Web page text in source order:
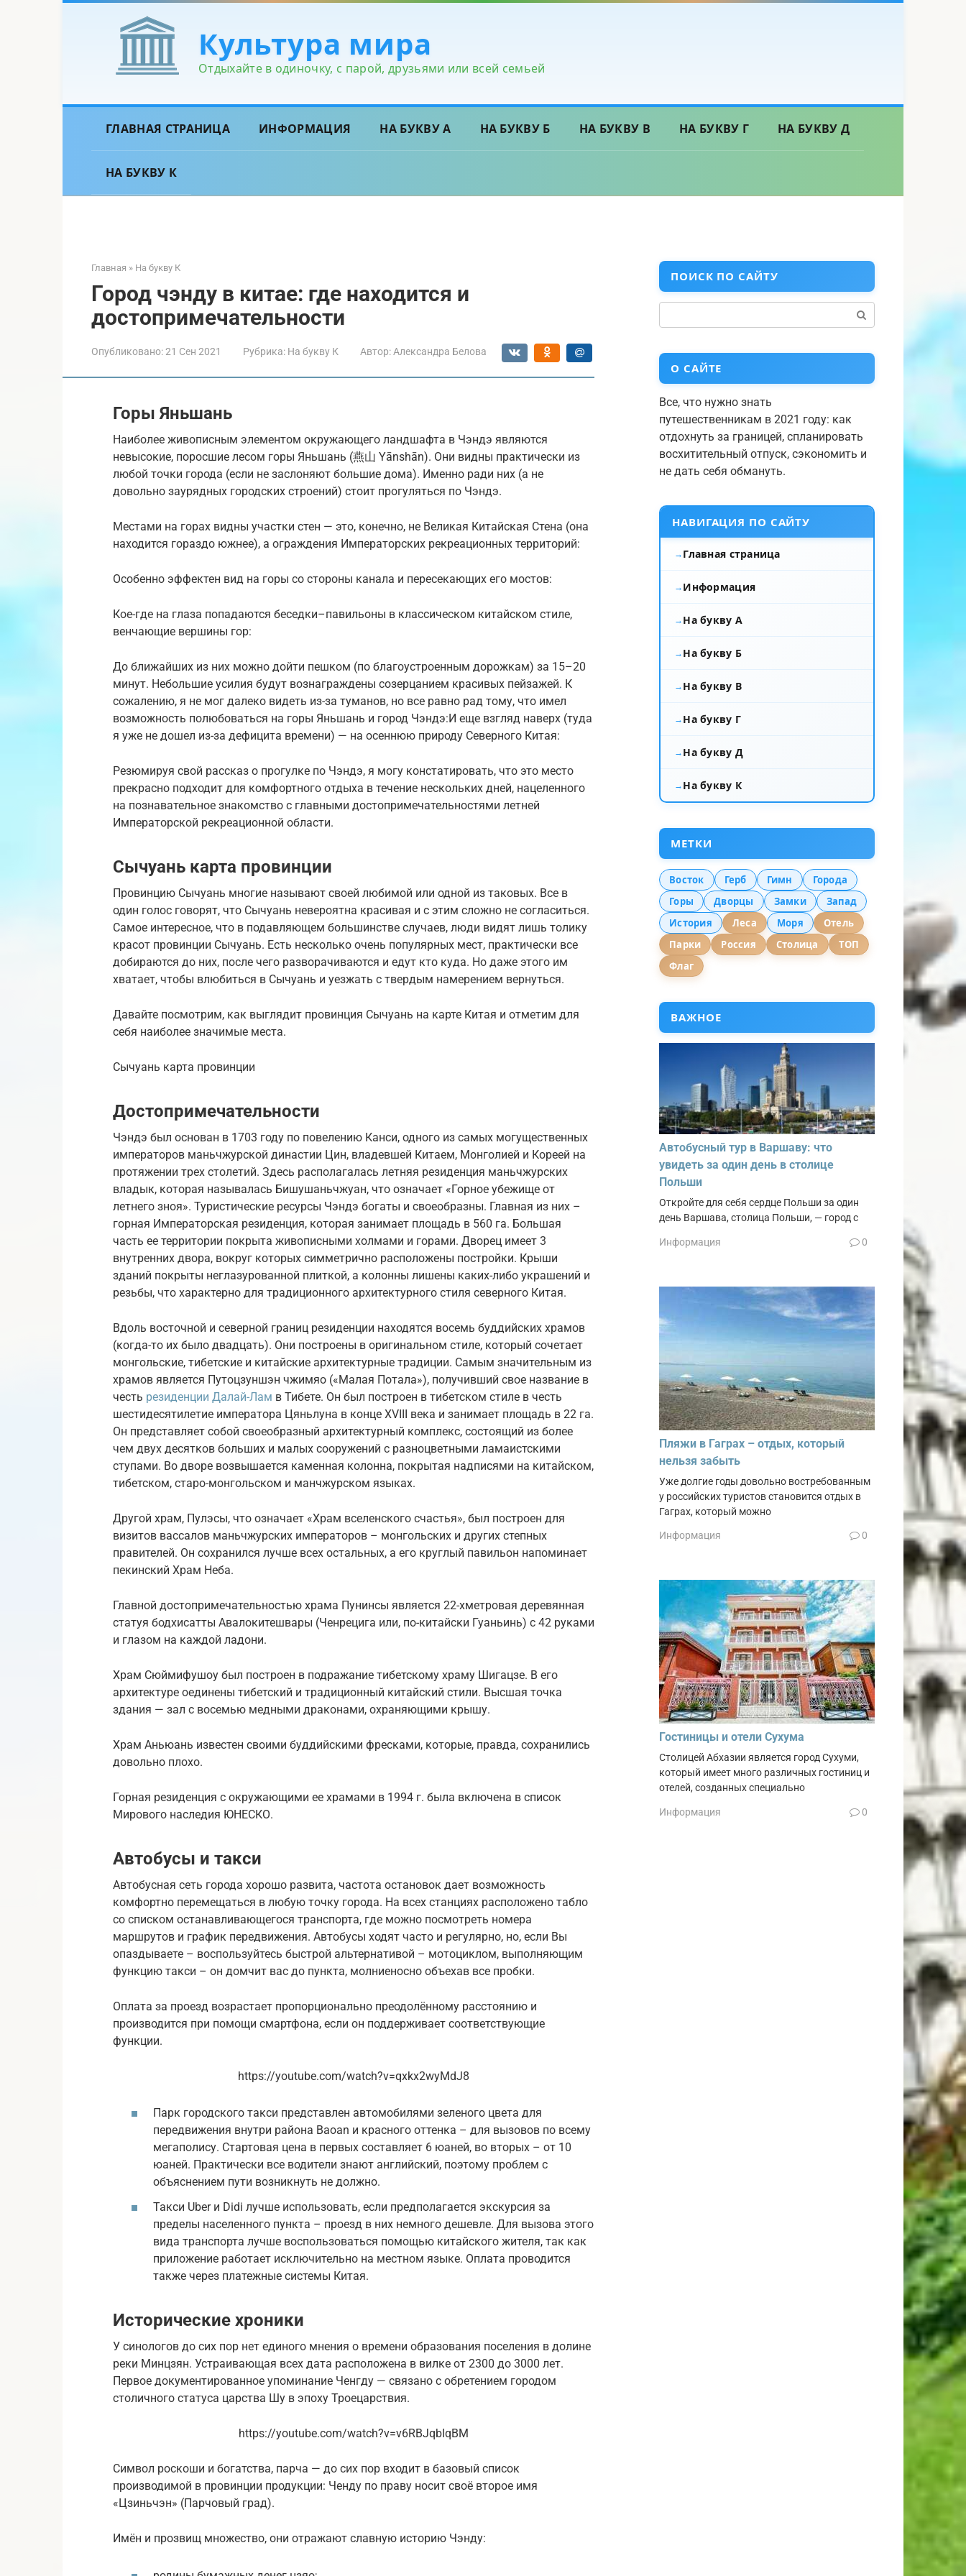
Культура мира
Отдыхайте в одиночку, с парой, друзьями или всей семьей
ГЛАВНАЯ СТРАНИЦА ИНФОРМАЦИЯ НА БУКВУ А НА БУКВУ Б НА БУКВУ В НА БУКВУ Г НА БУКВУ Д
НА БУКВУ К
Главная » На букву К
Город чэнду в китае: где находится и
достопримечательности
Опубликовано:21 Сен 2021 Рубрика: На букву К Автор: Александра Белова
Горы Яньшань
Наиболее живописным элементом окружающего ландшафта в Чэндэ являются
невысокие, поросшие лесом горы Яньшань (燕山 Yānshān). Они видны практически из
любой точки города (если не заслоняют большие дома). Именно ради них (а не
довольно заурядных городских строений) стоит прогуляться по Чэндэ.
Местами на горах видны участки стен — это, конечно, не Великая Китайская Стена (она
находится гораздо южнее), а ограждения Императорских рекреационных территорий:
Особенно эффектен вид на горы со стороны канала и пересекающих его мостов:
Кое-где на глаза попадаются беседки–павильоны в классическом китайском стиле,
венчающие вершины гор:
До ближайших из них можно дойти пешком (по благоустроенным дорожкам) за 15–20
минут. Небольшие усилия будут вознаграждены созерцанием красивых пейзажей. К
сожалению, я не мог далеко видеть из-за туманов, но все равно рад тому, что имел
возможность полюбоваться на горы Яньшань и город Чэндэ:И еще взгляд наверх (туда
я уже не дошел из-за дефицита времени) — на осеннюю природу Северного Китая:
Резюмируя свой рассказ о прогулке по Чэндэ, я могу констатировать, что это место
прекрасно подходит для комфортного отдыха в течение нескольких дней, нацеленного
на познавательное знакомство с главными достопримечательностями летней
Императорской рекреационной области.
Сычуань карта провинции
Провинцию Сычуань многие называют своей любимой или одной из таковых. Все в
один голос говорят, что Сычуань невероятна красивая и с этим сложно не согласиться.
Самое интересное, что в подавляющем большинстве случаев, люди видят лишь толику
красот провинции Сычуань. Есть несколько очень популярных мест, практически все
добираются до них, после чего разворачиваются и едут кто куда. Но даже этого им
хватает, чтобы влюбиться в Сычуань и уезжать с твердым намерением вернуться.
Давайте посмотрим, как выглядит провинция Сычуань на карте Китая и отметим для
себя наиболее значимые места.
Сычуань карта провинции
Достопримечательности
Чэндэ был основан в 1703 году по повелению Канси, одного из самых могущественных
императоров маньчжурской династии Цин, владевшей Китаем, Монголией и Кореей на
протяжении трех столетий. Здесь располагалась летняя резиденция маньчжурских
владык, которая называлась Бишушаньчжуан, что означает «Горное убежище от
летнего зноя». Туристические ресурсы Чэндэ богаты и своеобразны. Главная из них –
горная Императорская резиденция, которая занимает площадь в 560 га. Большая
часть ее территории покрыта живописными холмами и горами. Дворец имеет 3
внутренних двора, вокруг которых симметрично расположены постройки. Крыши
зданий покрыты неглазурованной плиткой, а колонны лишены каких-либо украшений и
резьбы, что характерно для традиционного архитектурного стиля северного Китая.
Вдоль восточной и северной границ резиденции находятся восемь буддийских храмов
(когда-то их было двадцать). Они построены в оригинальном стиле, который сочетает
монгольские, тибетские и китайские архитектурные традиции. Самым значительным из
храмов является Путоцзуншэн чжимяо («Малая Потала»), получивший свое название в
честь резиденции Далай-Лам в Тибете. Он был построен в тибетском стиле в честь
шестидесятилетие императора Цяньлуна в конце XVIII века и занимает площадь в 22 га.
Он представляет собой своеобразный архитектурный комплекс, состоящий из более
чем двух десятков больших и малых сооружений с разноцветными ламаистскими
ступами. Во дворе возвышается каменная колонна, покрытая надписями на китайском,
тибетском, старо-монгольском и манчжурском языках.
Другой храм, Пулэсы, что означает «Храм вселенского счастья», был построен для
визитов вассалов маньчжурских императоров – монгольских и других степных
правителей. Он сохранился лучше всех остальных, а его круглый павильон напоминает
пекинский Храм Неба.
Главной достопримечательностью храма Пунинсы является 22-хметровая деревянная
статуя бодхисатты Авалокитешвары (Ченрецига или, по-китайски Гуаньинь) с 42 руками
и глазом на каждой ладони.
Храм Сюймифушоу был построен в подражание тибетскому храму Шигацзе. В его
архитектуре оединены тибетский и традиционный китайский стили. Высшая точка
здания — зал с восемью медными драконами, охраняющими крышу.
Храм Аньюань известен своими буддийскими фресками, которые, правда, сохранились
довольно плохо.
Горная резиденция с окружающими ее храмами в 1994 г. была включена в список
Мирового наследия ЮНЕСКО.
Автобусы и такси
Автобусная сеть города хорошо развита, частота остановок дает возможность
комфортно перемещаться в любую точку города. На всех станциях расположено табло
со списком останавливающегося транспорта, где можно посмотреть номера
маршрутов и график передвижения. Автобусы ходят часто и регулярно, но, если Вы
опаздываете – воспользуйтесь быстрой альтернативой – мотоциклом, выполняющим
функцию такси – он домчит вас до пункта, молниеносно объехав все пробки.
Оплата за проезд возрастает пропорционально преодолённому расстоянию и
производится при помощи смартфона, если он поддерживает соответствующие
функции.
https://youtube.com/watch?v=qxkx2wyMdJ8
Парк городского такси представлен автомобилями зеленого цвета для
передвижения внутри района Baoan и красного оттенка – для вызовов по всему
мегаполису. Стартовая цена в первых составляет 6 юаней, во вторых – от 10
юаней. Практически все водители знают английский, поэтому проблем с
объяснением пути возникнуть не должно.
Такси Uber и Didi лучше использовать, если предполагается экскурсия за
пределы населенного пункта – проезд в них немного дешевле. Для вызова этого
вида транспорта лучше воспользоваться помощью китайского жителя, так как
приложение работает исключительно на местном языке. Оплата проводится
также через платежные системы Китая.
Исторические хроники
У синологов до сих пор нет единого мнения о времени образования поселения в долине
реки Минцзян. Устраивающая всех дата расположена в вилке от 2300 до 3000 лет.
Первое документированное упоминание Ченгду — связано с обретением городом
столичного статуса царства Шу в эпоху Троецарствия.
https://youtube.com/watch?v=v6RBJqbIqBM
Символ роскоши и богатства, парча — до сих пор входит в базовый список
производимой в провинции продукции: Ченду по праву носит своё второе имя
«Цзиньчэн» (Парчовый град).
Имён и прозвищ множество, они отражают славную историю Чэнду:
ПОИСК ПО САЙТУ
О САЙТЕ
Все, что нужно знать
путешественникам в 2021 году: как
отдохнуть за границей, спланировать
восхитительный отпуск, сэкономить и
не дать себя обмануть.
НАВИГАЦИЯ ПО САЙТУ
Главная страница
Информация
На букву А
На букву Б
На букву В
На букву Г
На букву Д
На букву К
МЕТКИ
Восток Герб Гимн
Города
Горы
Дворцы Замки
Запад
История
Леса Моря
Отель
Парки
Россия Столица
ТОП
Флаг
ВАЖНОЕ
Автобусный тур в Варшаву: что
увидеть за один день в столице
Польши
Откройте для себя сердце Польши за один
день Варшава, столица Польши, — город с
Информация 0
Пляжи в Гаграх – отдых, который
нельзя забыть
Уже долгие годы довольно востребованным
у российских туристов становится отдых в
Гаграх, который можно
Информация 0
Гостиницы и отели Сухума
Столицей Абхазии является город Сухуми,
который имеет много различных гостиниц и
отелей, созданных специально
Информация 0